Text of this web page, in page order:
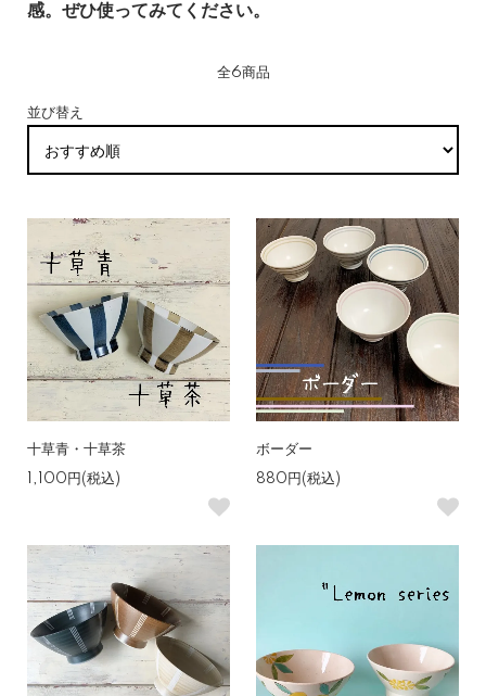
感。ぜひ使ってみてください。
全6商品
並び替え
十草青・十草茶
1,100円(税込)
ボーダー
880円(税込)